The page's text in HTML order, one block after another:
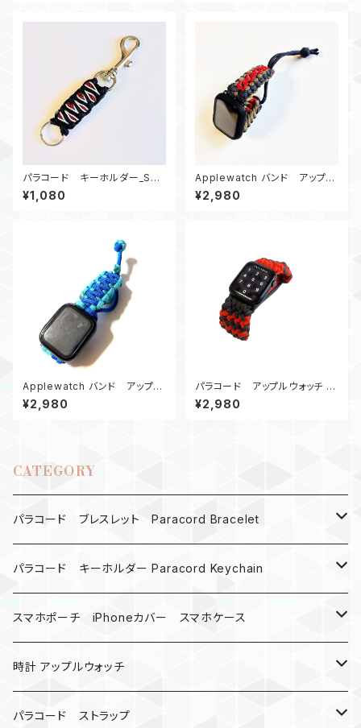
パラコード キーホルダー_Sol
omonDragon_赤黒白
¥1,080
Applewatch バンド アップル
ウォッチバンド44_パラコード_エ
ンドレス滝_ネイビー
¥2,980
Applewatch バンド アップル
ウォッチ バンド44_KC_青ターコ
イズブルー
¥2,980
パラコード アップルウォッチ バ
ンド44_Conquistador2Colo
r_OG
¥2,980
CATEGORY
パラコード ブレスレット Paracord Bracelet
MAD MAX
バックル
バックル無し
シャックル
パラコード キーホルダー Paracord Keychain
ハロウィン
コンパス
ベルトループ
スマホポーチ iPhoneカバー スマホケース
楽天ミニ ケース
iPhone
時計 アップルウォッチ
カナビラウォッチ
パラコード ストラップ